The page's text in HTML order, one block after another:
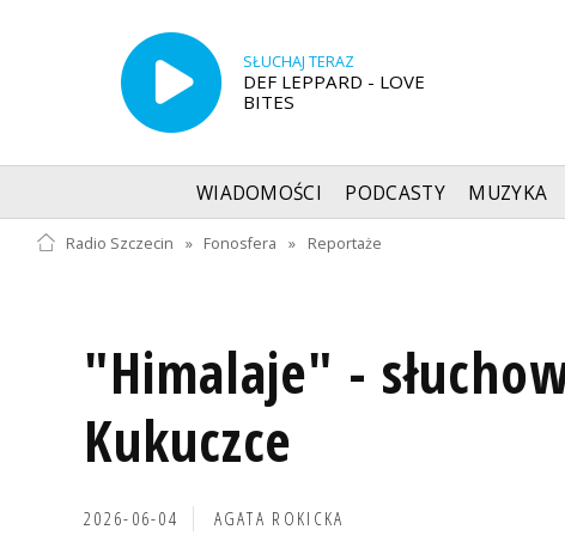
SŁUCHAJ TERAZ
DEF LEPPARD - LOVE
BITES
WIADOMOŚCI PODCASTY MUZYKA
Radio Szczecin » Fonosfera » Reportaże
"Himalaje" -
Kukuczce
2026-06-04 AGATA ROKICKA